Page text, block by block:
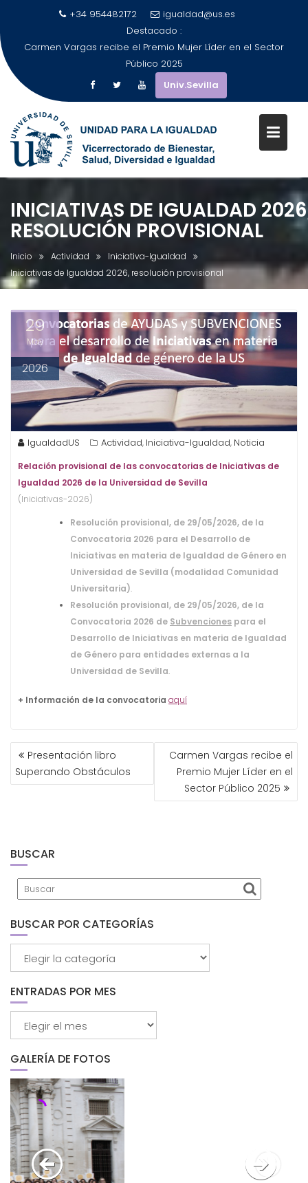
contenido
+34 954482172
igualdad@us.es
Destacado :
Carmen Vargas recibe el Premio Mujer Líder en el Sector
Público 2025
Univ.Sevilla
INICIATIVAS DE IGUALDAD
RESOLUCIÓN PROVISIONAL
Inicio Actividad
Iniciativa-Igualdad
Iniciativas de Igualdad 2026, resolución provisional
29
May
2026
IgualdadUS Actividad, Iniciativa-Igualdad, Noticia
Relación provisional de las convocatorias de Iniciativas de
Igualdad 2026 de la Universidad de Sevilla
(Iniciativas-2026)
Resolución provisional, de 29/05/2026, de la
Convocatoria 2026 para el Desarrollo de
Iniciativas en materia de Igualdad de Género en
Universidad de Sevilla (modalidad Comunidad
Universitaria).
Resolución provisional, de 29/05/2026, de la
Convocatoria 2026 de Subvenciones para el
Desarrollo de Iniciativas en materia de Igualdad
de Género para entidades externas a la
Universidad de Sevilla.
+ Información de la convocatoria aquí
NAVEGACIÓN
DE
ENTRADAS
Presentación libro
Superando Obstáculos
Carmen Vargas recibe el
Premio Mujer Líder en el
Sector Público 2025
BUSCAR
BUSCAR POR CATEGORÍAS
ENTRADAS POR MES
GALERÍA DE FOTOS